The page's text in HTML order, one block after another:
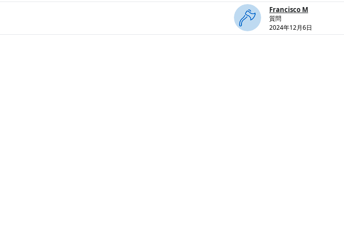
Francisco M
質問
2024年12月6日